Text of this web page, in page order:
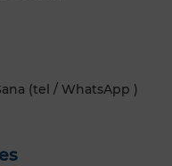
(tel / WhatsApp )